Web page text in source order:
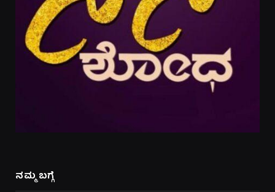
ನಮ್ಮ ಬಗ್ಗೆ